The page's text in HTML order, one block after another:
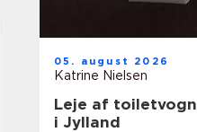
05. august 2026
Katrine Nielsen
Leje af toiletvogn
i Jylland